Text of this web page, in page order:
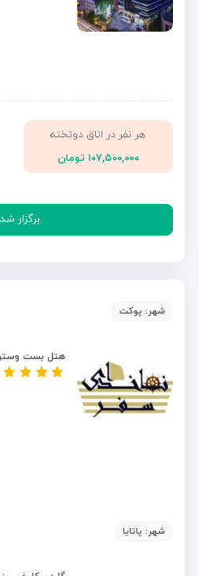
هر نفر در اتاق دوتخته
۱۰۷,۵۰۰,۰۰۰ تومان
برگزار
شهر: پوکت
هتل بست
شهر: پاتایا